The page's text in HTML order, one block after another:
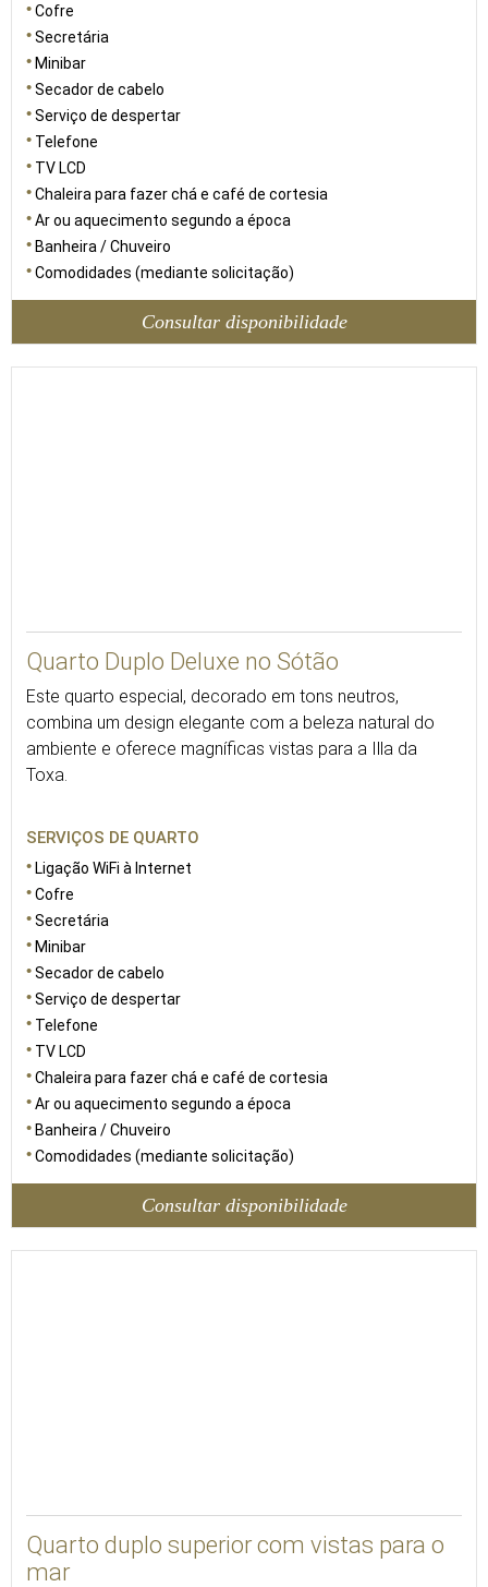
Cofre
Secretária
Minibar
Secador de cabelo
Serviço de despertar
Telefone
TV LCD
Chaleira para fazer chá e café de cortesia
Ar ou aquecimento segundo a época
Banheira / Chuveiro
Comodidades (mediante solicitação)
Consultar disponibilidade
Quarto Duplo Deluxe no Sótão
Este quarto especial, decorado em tons neutros,
combina um design elegante com a beleza natural do
ambiente e oferece magníficas vistas para a Illa da
Toxa.
SERVIÇOS DE QUARTO
Ligação WiFi à Internet
Cofre
Secretária
Minibar
Secador de cabelo
Serviço de despertar
Telefone
TV LCD
Chaleira para fazer chá e café de cortesia
Ar ou aquecimento segundo a época
Banheira / Chuveiro
Comodidades (mediante solicitação)
Consultar disponibilidade
Quarto duplo superior com vistas para o
mar